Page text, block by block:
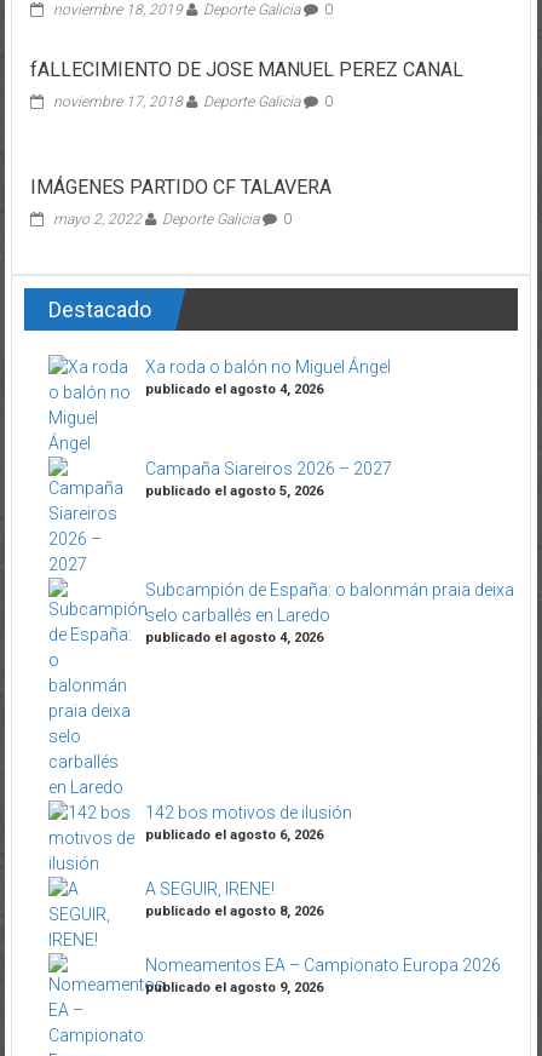
noviembre 18, 2019 Deporte Galicia 0
fALLECIMIENTO DE JOSE MANUEL PEREZ CANAL
noviembre 17, 2018 Deporte Galicia 0
IMÁGENES PARTIDO CF TALAVERA
mayo 2, 2022 Deporte Galicia 0
Destacado
Xa roda o balón no Miguel Ángel
publicado el agosto 4, 2026
Campaña Siareiros 2026 – 2027
publicado el agosto 5, 2026
Subcampión de España: o balonmán praia deixa
selo carballés en Laredo
publicado el agosto 4, 2026
142 bos motivos de ilusión
publicado el agosto 6, 2026
A SEGUIR, IRENE!
publicado el agosto 8, 2026
Nomeamentos EA – Campionato Europa 2026
publicado el agosto 9, 2026